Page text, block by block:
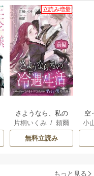
立読み増量
さようなら、私の
冷遇生活 ～パーテ
ィーで声をかけて
きたのがヤバい男
片桐いくみ /頼爾
無料立読み
空
小
もっと見る